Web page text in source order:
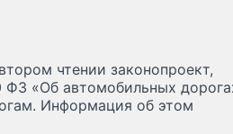
чтении законопроект,
ФЗ «Об автомобильных
Информация об этом